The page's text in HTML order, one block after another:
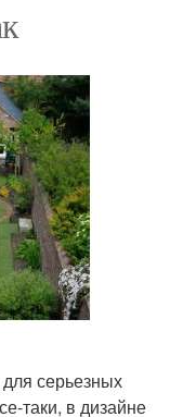
серьезных
таки, в дизайне